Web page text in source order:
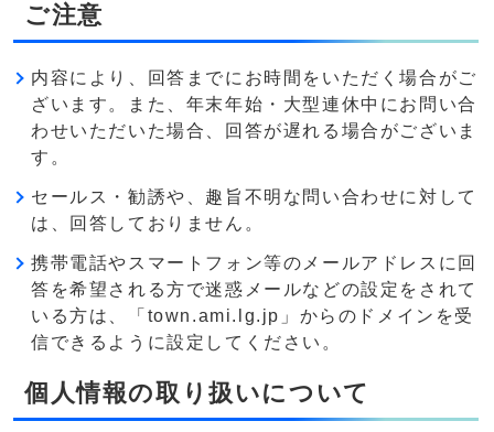
ご注意
内容により、回答までにお時間をいただく場合がご
ざいます。また、年末年始・大型連休中にお問い合
わせいただいた場合、回答が遅れる場合がございま
す。
セールス・勧誘や、趣旨不明な問い合わせに対して
は、回答しておりません。
携帯電話やスマートフォン等のメールアドレスに回
答を希望される方で迷惑メールなどの設定をされて
いる方は、「town.ami.lg.jp」からのドメインを受
信できるように設定してください。
個人情報の取り扱いについて